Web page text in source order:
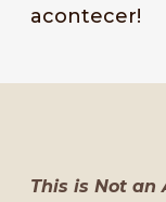
acontecer!
This is Not an